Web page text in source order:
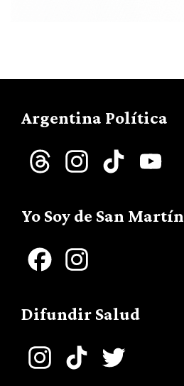
Argentina Política
Threads InstagramTikTok
Yo Soy de San Martín
Facebook
Difundir Salud
InstagramTikTok